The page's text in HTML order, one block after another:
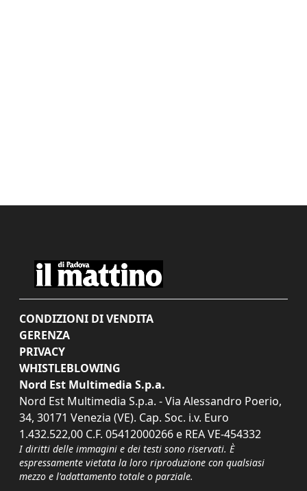
CONDIZIONI DI VENDITA
GERENZA
PRIVACY
WHISTLEBLOWING
Nord Est Multimedia S.p.a.
Nord Est Multimedia S.p.a. - Via Alessandro Poerio,
34, 30171 Venezia (VE). Cap. Soc. i.v. Euro
1.432.522,00 C.F. 05412000266 e REA VE-454332
I diritti delle immagini e dei testi sono riservati. È
espressamente vietata la loro riproduzione con qualsiasi
mezzo e l'adattamento totale o parziale.